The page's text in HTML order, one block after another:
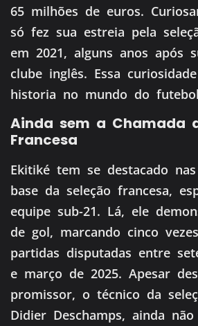
65 milhões de euros.
só fez sua estreia pela
em 2021, alguns anos após
clube inglês. Essa
historia no mundo do
Ainda sem a Chamada
Francesa
Ekitiké tem se destacado
base da seleção francesa,
equipe sub-21. Lá, ele
de gol, marcando cinco
partidas disputadas entre
e março de 2025. Apesar
promissor, o técnico da
Didier Deschamps, ainda